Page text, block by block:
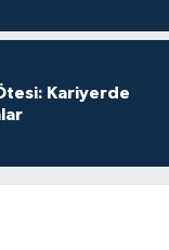
Kariyerde